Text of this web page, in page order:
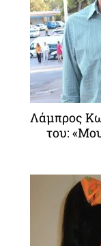
Λάμπρος
του: